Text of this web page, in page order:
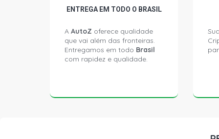
ENTREGA EM TODO O BRASIL
A AutoZ oferece qualidade
que vai além das fronteiras.
Entregamos em todo Brasil
com rapidez e qualidade.